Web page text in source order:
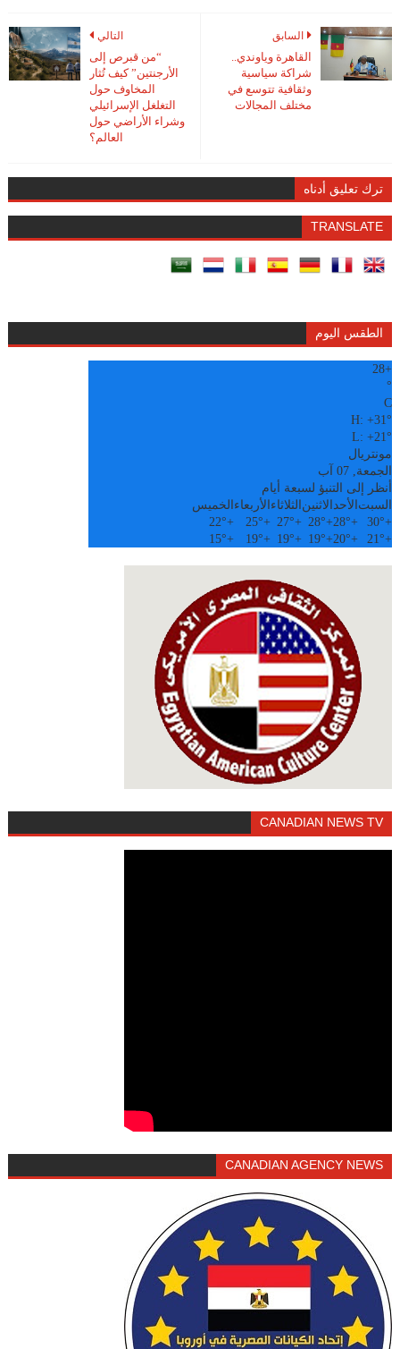
التالي
“من قبرص إلى
الأرجنتين” كيف تُثار
المخاوف حول
التغلغل الإسرائيلي
وشراء الأراضي حول
العالم؟
السابق
القاهرة وياوندي..
شراكة سياسية
وثقافية تتوسع في
مختلف المجالات
ترك تعليق أدناه
TRANSLATE
الطقس اليوم
+
28
°
C
H:+31°
L:+21°
مونتريال
الجمعة, 07 آب
أنظر إلى التنبؤ لسبعة أيام
السبت الأحدالاثنين الثلاثاء الأربعاء الخميس
+
30°
+
28°
+
28°
+
27°
+
25°
+
22°
+
21°
+
20°
+
19°
+
19°
+
19°
+
15°
CANADIAN NEWS TV
CANADIAN AGENCY NEWS